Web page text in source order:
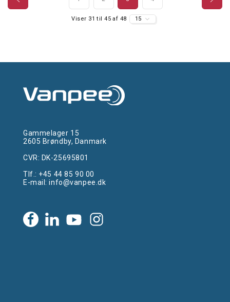
Viser 31 til 45 af 48 15
Gammelager 15
2605 Brøndby, Danmark
CVR: DK-25695801
Tlf.: +45 44 85 90 00
E-mail:info@vanpee.dk